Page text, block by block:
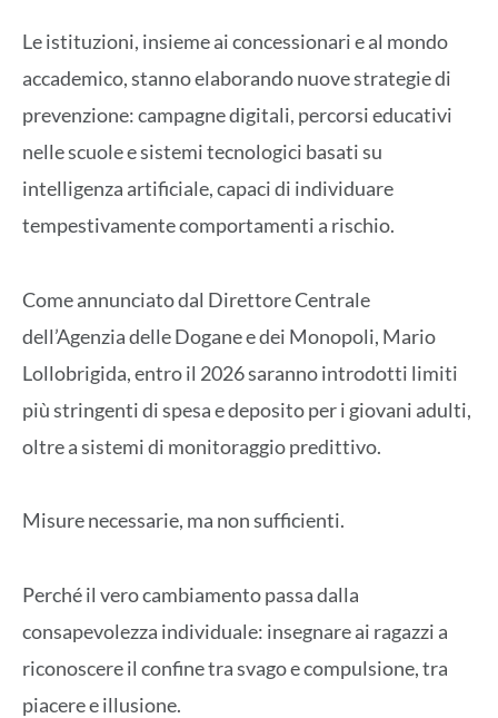
Le istituzioni, insieme ai concessionari e al mondo
accademico, stanno elaborando nuove strategie di
prevenzione: campagne digitali, percorsi educativi
nelle scuole e sistemi tecnologici basati su
intelligenza artificiale, capaci di individuare
tempestivamente comportamenti a rischio.
Come annunciato dal Direttore Centrale
dell’Agenzia delle Dogane e dei Monopoli, Mario
Lollobrigida, entro il 2026 saranno introdotti limiti
più stringenti di spesa e deposito per i giovani adulti,
oltre a sistemi di monitoraggio predittivo.
Misure necessarie, ma non sufficienti.
Perché il vero cambiamento passa dalla
consapevolezza individuale: insegnare ai ragazzi a
riconoscere il confine tra svago e compulsione, tra
piacere e illusione.